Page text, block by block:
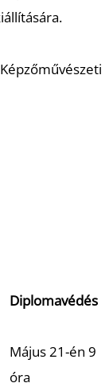
Diplomavédés
Május 21-én 9
óra